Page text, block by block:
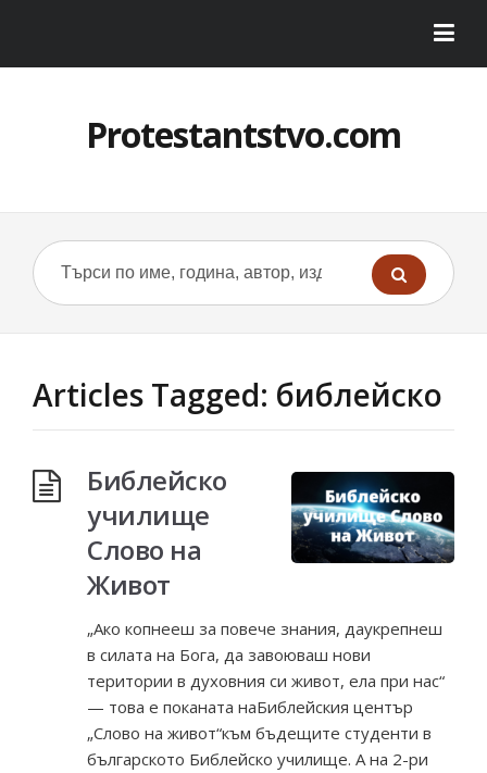
Protestantstvo.com
Articles Tagged: библейско
Библейско
училище
Слово на
Живот
„Ако копнееш за повече знания, даукрепнеш
в силата на Бога, да завоюваш нови
територии в духовния си живот, ела при нас“
— това е поканата наБиблейския център
„Слово на живот“към бъдещите студенти в
българското Библейско училище. А на 2-ри